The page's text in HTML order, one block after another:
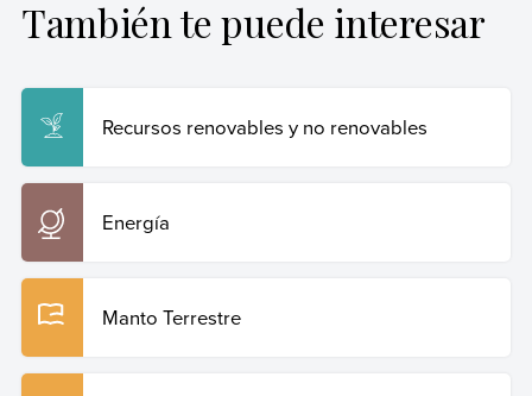
introducción a la geología física. Prentice Hall.
Sposob, Gustavo (3 de julio de 2025).Energía
29 de julio de 2026 de
https://humanidades.com/energia-geotermica/.
Copiar cita
También te puede interesar
Recursos renovables y no renovables
Energía
Manto Terrestre